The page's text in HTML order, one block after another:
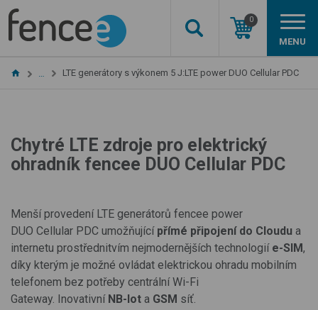
0
MENU
LTE generátory s výkonem 5 J:LTE power DUO Cellular PDC
Chytré LTE zdroje pro elektrický
ohradník fencee DUO Cellular PDC
Menší provedení LTE generátorů fencee power
DUO Cellular PDC umožňující přímé připojení do Cloudu a
internetu prostřednitvím nejmodernějších technologií e-SIM,
díky kterým je možné ovládat elektrickou ohradu mobilním
telefonem bez potřeby centrální Wi-Fi
Gateway. Inovativní NB-Iot a GSM síť.